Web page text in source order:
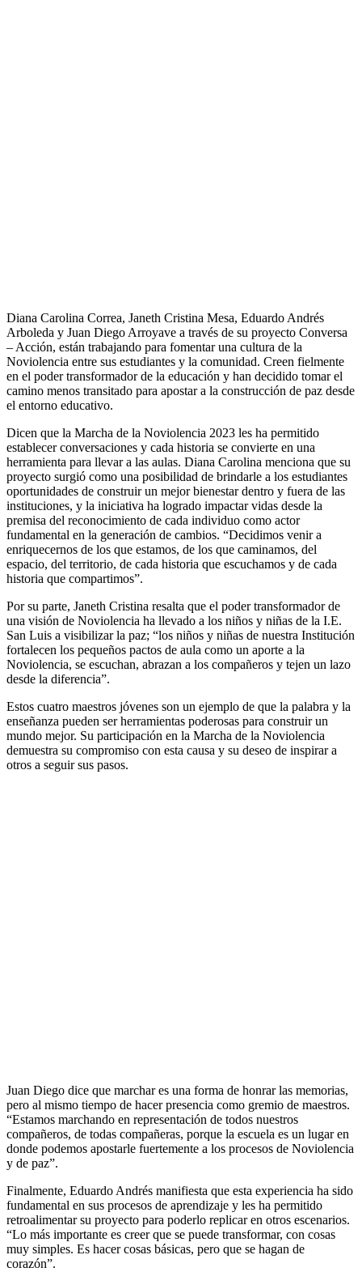
Diana Carolina Correa, Janeth Cristina Mesa, Eduardo Andrés
Arboleda y Juan Diego Arroyave a través de su proyecto Conversa
– Acción, están trabajando para fomentar una cultura de la
Noviolencia entre sus estudiantes y la comunidad. Creen fielmente
en el poder transformador de la educación y han decidido tomar el
camino menos transitado para apostar a la construcción de paz desde
el entorno educativo.
Dicen que la Marcha de la Noviolencia 2023 les ha permitido
establecer conversaciones y cada historia se convierte en una
herramienta para llevar a las aulas. Diana Carolina menciona que su
proyecto surgió como una posibilidad de brindarle a los estudiantes
oportunidades de construir un mejor bienestar dentro y fuera de las
instituciones, y la iniciativa ha logrado impactar vidas desde la
premisa del reconocimiento de cada individuo como actor
fundamental en la generación de cambios. “Decidimos venir a
enriquecernos de los que estamos, de los que caminamos, del
espacio, del territorio, de cada historia que escuchamos y de cada
historia que compartimos”.
Por su parte, Janeth Cristina resalta que el poder transformador de
una visión de Noviolencia ha llevado a los niños y niñas de la I.E.
San Luis a visibilizar la paz; “los niños y niñas de nuestra Institución
fortalecen los pequeños pactos de aula como un aporte a la
Noviolencia, se escuchan, abrazan a los compañeros y tejen un lazo
desde la diferencia”.
Estos cuatro maestros jóvenes son un ejemplo de que la palabra y la
enseñanza pueden ser herramientas poderosas para construir un
mundo mejor. Su participación en la Marcha de la Noviolencia
demuestra su compromiso con esta causa y su deseo de inspirar a
otros a seguir sus pasos.
Juan Diego dice que marchar es una forma de honrar las memorias,
pero al mismo tiempo de hacer presencia como gremio de maestros.
“Estamos marchando en representación de todos nuestros
compañeros, de todas compañeras, porque la escuela es un lugar en
donde podemos apostarle fuertemente a los procesos de Noviolencia
y de paz”.
Finalmente, Eduardo Andrés manifiesta que esta experiencia ha sido
fundamental en sus procesos de aprendizaje y les ha permitido
retroalimentar su proyecto para poderlo replicar en otros escenarios.
“Lo más importante es creer que se puede transformar, con cosas
muy simples. Es hacer cosas básicas, pero que se hagan de
corazón”.